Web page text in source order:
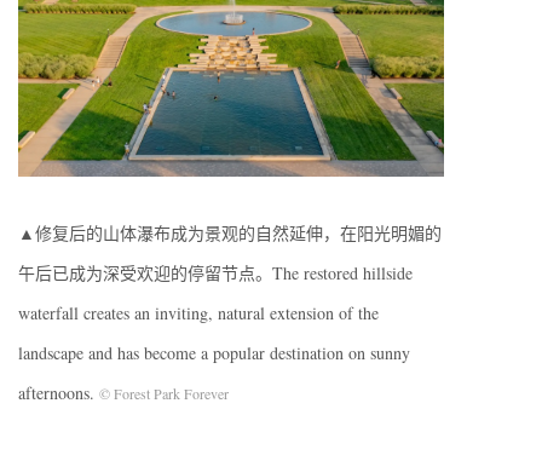
▲修复后的山体瀑布成为景观的自然延伸，在阳光明媚的
午后已成为深受欢迎的停留节点。The restored hillside
waterfall creates an inviting, natural extension of the
landscape and has become a popular destination on sunny
afternoons. © Forest Park Forever